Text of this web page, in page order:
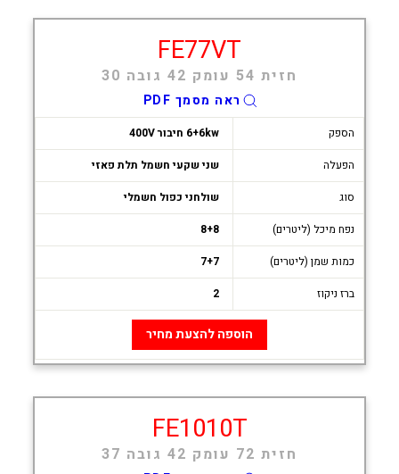
FE77VT
חזית 54 עומק 42 גובה 30
ראה מסמך PDF
הספק
6+6kw חיבור 400V
הפעלה
שני שקעי חשמל תלת פאזי
סוג
שולחני כפול חשמלי
נפח מיכל (ליטרים)
8+8
כמות שמן (ליטרים)
7+7
ברז ניקוז
2
הוספה להצעת מחיר
FE1010T
חזית 72 עומק 42 גובה 37